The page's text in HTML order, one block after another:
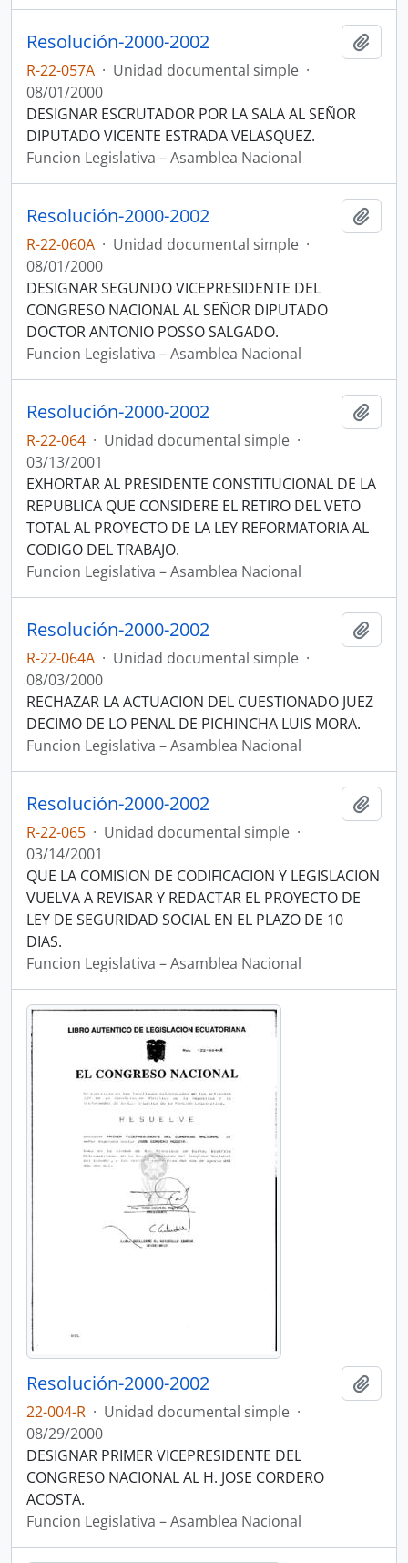
Resolución-2000-2002
R-22-057A · Unidad documental simple ·
08/01/2000
DESIGNAR ESCRUTADOR POR LA SALA AL SEÑOR
DIPUTADO VICENTE ESTRADA VELASQUEZ.
Funcion Legislativa – Asamblea Nacional
Resolución-2000-2002
R-22-060A · Unidad documental simple ·
08/01/2000
DESIGNAR SEGUNDO VICEPRESIDENTE DEL
CONGRESO NACIONAL AL SEÑOR DIPUTADO
DOCTOR ANTONIO POSSO SALGADO.
Funcion Legislativa – Asamblea Nacional
Resolución-2000-2002
R-22-064 · Unidad documental simple ·
03/13/2001
EXHORTAR AL PRESIDENTE CONSTITUCIONAL DE LA
REPUBLICA QUE CONSIDERE EL RETIRO DEL VETO
TOTAL AL PROYECTO DE LA LEY REFORMATORIA AL
CODIGO DEL TRABAJO.
Funcion Legislativa – Asamblea Nacional
Resolución-2000-2002
R-22-064A · Unidad documental simple ·
08/03/2000
RECHAZAR LA ACTUACION DEL CUESTIONADO JUEZ
DECIMO DE LO PENAL DE PICHINCHA LUIS MORA.
Funcion Legislativa – Asamblea Nacional
Resolución-2000-2002
R-22-065 · Unidad documental simple ·
03/14/2001
QUE LA COMISION DE CODIFICACION Y LEGISLACION
VUELVA A REVISAR Y REDACTAR EL PROYECTO DE
LEY DE SEGURIDAD SOCIAL EN EL PLAZO DE 10
DIAS.
Funcion Legislativa – Asamblea Nacional
Resolución-2000-2002
22-004-R · Unidad documental simple ·
08/29/2000
DESIGNAR PRIMER VICEPRESIDENTE DEL
CONGRESO NACIONAL AL H. JOSE CORDERO
ACOSTA.
Funcion Legislativa – Asamblea Nacional